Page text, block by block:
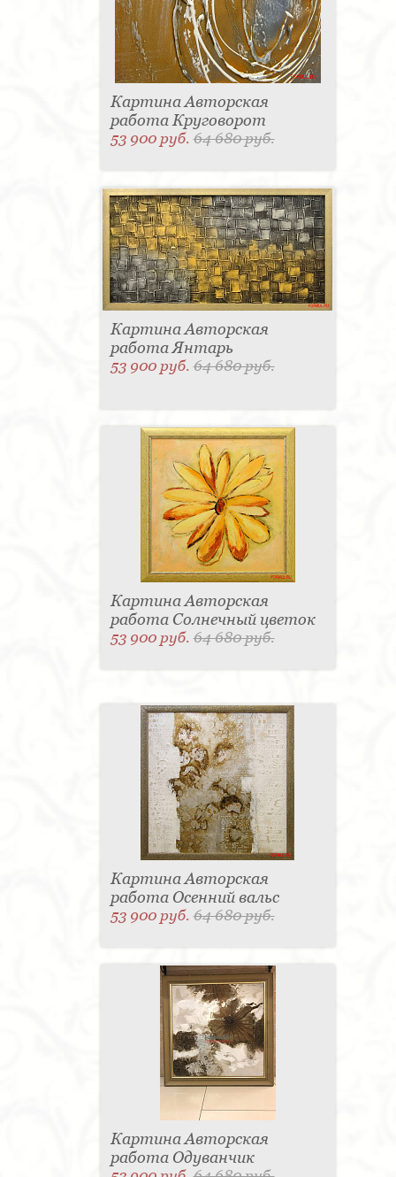
Картина Авторская
работа Круговорот
53 900 руб.64 680 руб.
Картина Авторская
работа Янтарь
53 900 руб.64 680 руб.
Картина Авторская
работа Солнечный цветок
53 900 руб.64 680 руб.
Картина Авторская
работа Осенний вальс
53 900 руб.64 680 руб.
Картина Авторская
работа Одуванчик